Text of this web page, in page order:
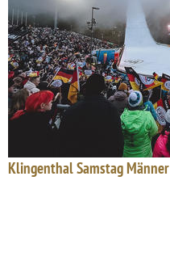
Klingenthal Samstag Männer